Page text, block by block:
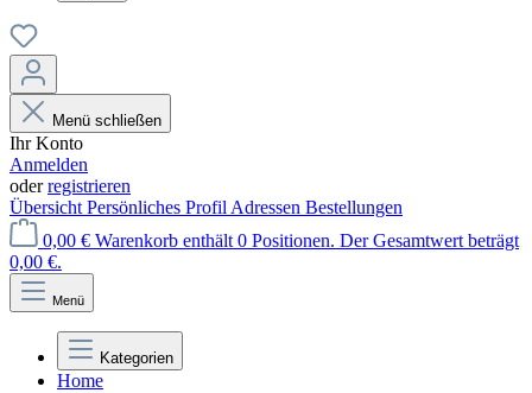
Menü schließen
Ihr Konto
Anmelden
oderregistrieren
Übersicht Persönliches Profil Adressen Bestellungen
0,00 € Warenkorb enthält 0 Positionen. Der Gesamtwert beträgt
0,00 €.
Menü
Kategorien
Home